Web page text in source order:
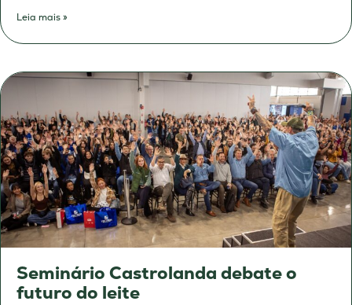
Leia mais »
Seminário Castrolanda debate o
futuro do leite